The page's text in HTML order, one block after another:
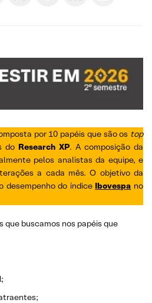
por 10 papéis que são os top
do Research XP. A composição da
pelos analistas da equipe, e
a cada mês. O objetivo da
desempenho do índice Ibovespa no
buscamos nos papéis que